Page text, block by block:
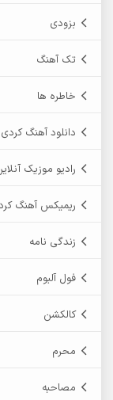
بزودی
تک آهنگ
خاطره ها
دانلود آهنگ
رادیو موزیک
ریمیکس آهنگ
زندگی نامه
فول آلبوم
کالکشن
محرم
مصاحبه